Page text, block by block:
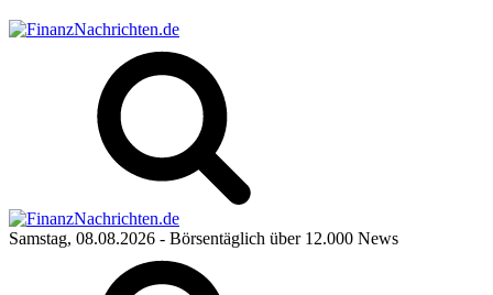
Samstag, 08.08.2026 - Börsentäglich über 12.000 News